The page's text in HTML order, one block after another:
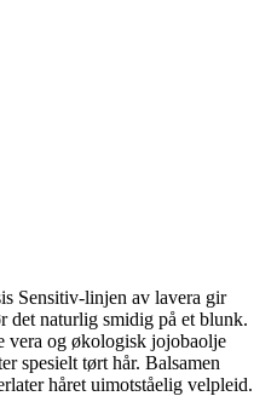
Sensitiv-linjen av lavera gir
det naturlig smidig på et blunk.
vera og økologisk jojobaolje
spesielt tørt hår. Balsamen
håret uimotståelig velpleid.